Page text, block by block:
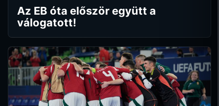
Az EB óta először együtt a
válogatott!